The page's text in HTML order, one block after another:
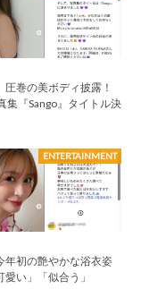
圧巻の美ボディ披露！
集『Sango』タイトル決
ENTERTAINMENT
年初の艶やかな浴衣姿
い」「似合う」